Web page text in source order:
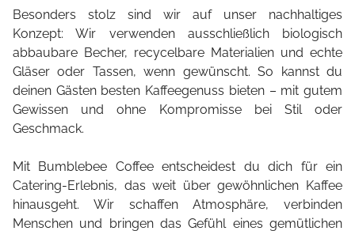
Besonders stolz sind wir auf unser nachhaltiges
Konzept: Wir verwenden ausschließlich biologisch
abbaubare Becher, recycelbare Materialien und echte
Gläser oder Tassen, wenn gewünscht. So kannst du
deinen Gästen besten Kaffeegenuss bieten – mit gutem
Gewissen und ohne Kompromisse bei Stil oder
Geschmack.
Mit Bumblebee Coffee entscheidest du dich für ein
Catering-Erlebnis, das weit über gewöhnlichen Kaffee
hinausgeht. Wir schaffen Atmosphäre, verbinden
Menschen und bringen das Gefühl eines gemütlichen